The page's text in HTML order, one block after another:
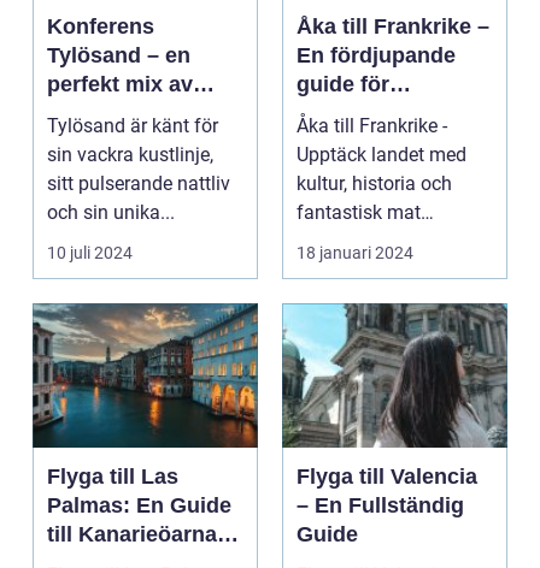
Konferens
Tylösand – en
perfekt mix av
affär och nöje
Tylösand är känt för
sin vackra kustlinje,
sitt pulserande nattliv
och sin unika...
10 juli 2024
Åka till Frankrike –
En fördjupande
guide för
resenärer
Åka till Frankrike -
Upptäck landet med
kultur, historia och
fantastisk mat
Frankrike är ett land
s...
18 januari 2024
Flyga till Las
Palmas: En Guide
till Kanarieöarnas
Flyga till Valencia
– En Fullständig
Guide